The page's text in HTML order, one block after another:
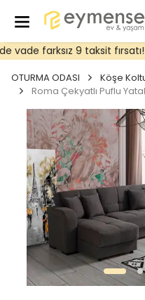
farksız 9 taksit fırsatı!
OTURMA ODASI
Köşe
Roma Çekyatlı Puflu